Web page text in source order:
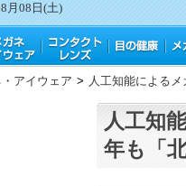
月08日(土)
・アイウェア > 人工知能による
人工知
年も「